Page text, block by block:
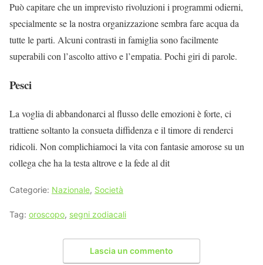
Può capitare che un imprevisto rivoluzioni i programmi odierni,
specialmente se la nostra organizzazione sembra fare acqua da
tutte le parti. Alcuni contrasti in famiglia sono facilmente
superabili con l’ascolto attivo e l’empatia. Pochi giri di parole.
Pesci
La voglia di abbandonarci al flusso delle emozioni è forte, ci
trattiene soltanto la consueta diffidenza e il timore di renderci
ridicoli. Non complichiamoci la vita con fantasie amorose su un
collega che ha la testa altrove e la fede al dit
Categorie: Nazionale, Società
Tag: oroscopo, segni zodiacali
Lascia un commento